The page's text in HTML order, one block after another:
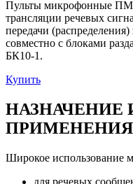
Пульты микрофонные
трансляции речевых
передачи
совместно с блоками
БК10-1.
Купить
НАЗНАЧЕНИЕ
ПРИМЕНЕНИЯ
Широкое использование
для речевых